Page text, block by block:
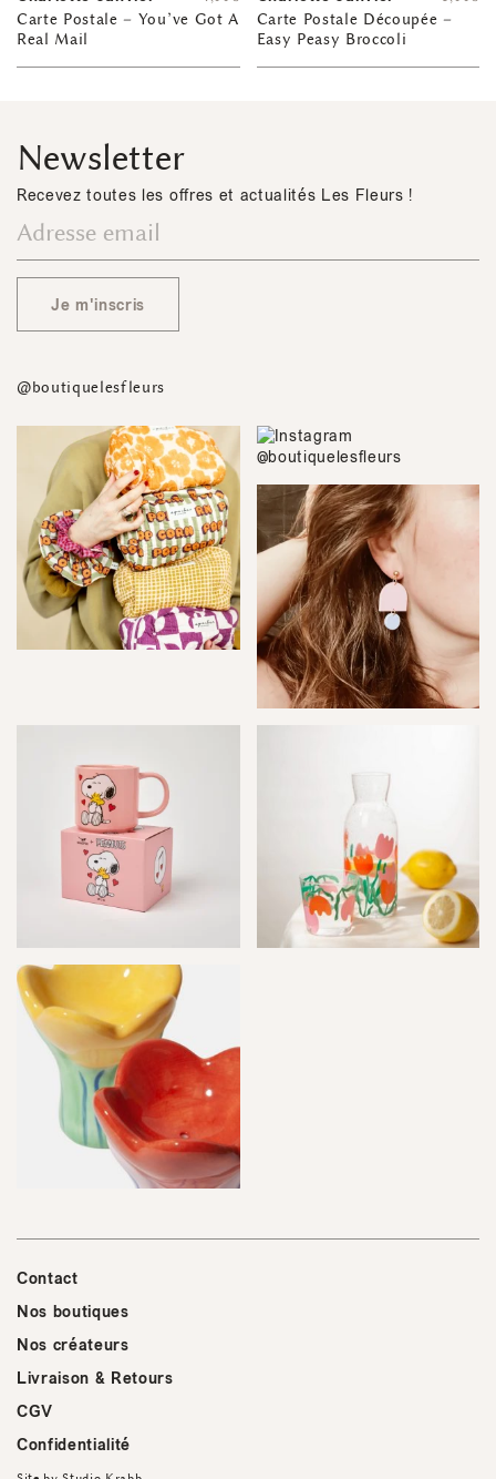
Carte Postale – You’ve Got A
Real Mail
Carte Postale Découpée –
Easy Peasy Broccoli
Newsletter
Recevez toutes les offres et actualités Les Fleurs !
Je m'inscris
@boutiquelesfleurs
Contact
Nos boutiques
Nos créateurs
Livraison & Retours
CGV
Confidentialité